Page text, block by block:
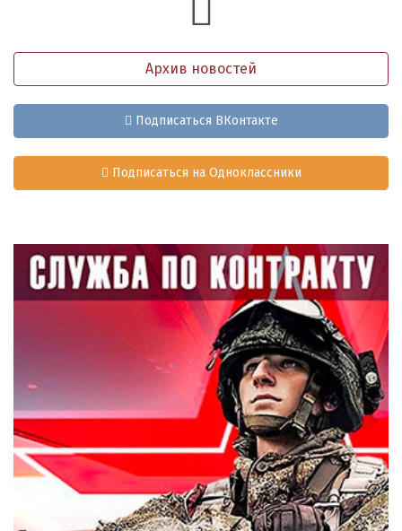
Архив новостей
Подписаться ВКонтакте
Подписаться на Одноклассники